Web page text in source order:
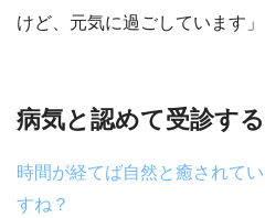
けど、元気に過ごしています」
病気と認めて受診する
時間が経てば自然と癒されて
すね？